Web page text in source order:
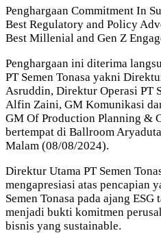
Penghargaan Commitment In
Best Regulatory and Policy
Best Millenial and Gen Z
Penghargaan ini diterima
PT Semen Tonasa yakni
Asruddin, Direktur Operasi PT
Alfin Zaini, GM Komunikasi
GM Of Production Planning &
bertempat di Ballroom
Malam (08/08/2024).
Direktur Utama PT Semen
mengapresiasi atas pencapian
Semen Tonasa pada ajang
menjadi bukti komitmen
bisnis yang sustainable.